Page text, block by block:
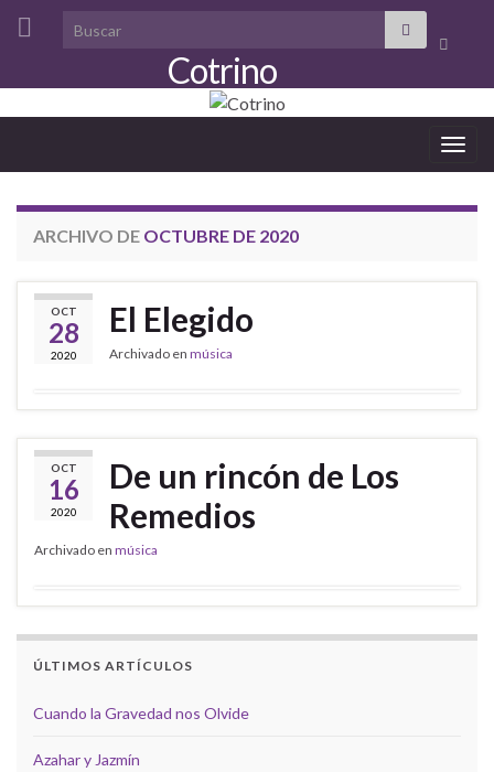
de
Search for:
la
Cotrino
ARCHIVO DE OCTUBRE DE 2020
OCT
28
2020
El Elegido
Archivado en música
OCT
16
2020
De un rincón de Los
Remedios
Archivado en música
ÚLTIMOS ARTÍCULOS
Cuando la Gravedad nos Olvide
Azahar y Jazmín